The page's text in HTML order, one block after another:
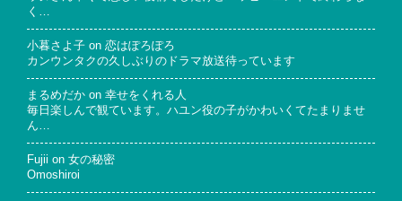
く…
小暮さよ子 on 恋はぽろぽろ
カンウンタクの久しぶりのドラマ放送待っています
まるめだか on 幸せをくれる人
毎日楽しんで観ています。ハユン役の子がかわいくてたまりませ
ん…
Fujii on 女の秘密
Omoshiroi